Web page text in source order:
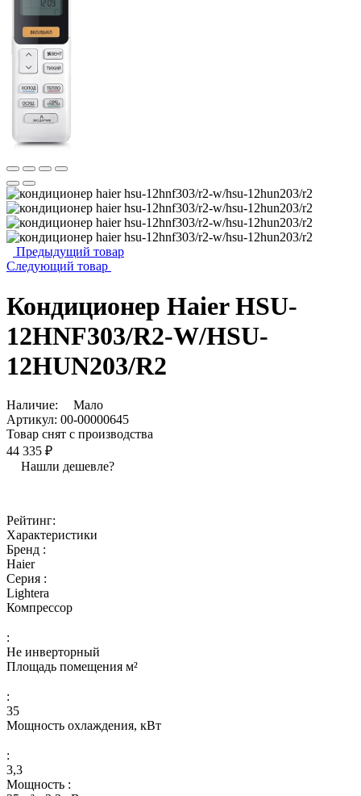
Предыдущий товар
Следующий товар
Кондиционер Haier HSU-
12HNF303/R2-W/HSU-
12HUN203/R2
Наличие:
Мало
Артикул: 00-00000645
Товар снят с производства
44 335 ₽
Нашли дешевле?
Рейтинг:
Характеристики
Бренд :
Haier
Серия :
Lightera
Компрессор
:
Не инверторный
Площадь помещения м²
:
35
Мощность охлаждения, кВт
:
3,3
Мощность :